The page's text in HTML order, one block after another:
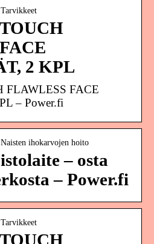
2 KPL
FLAWLESS FACE
– Power.fi
ihokarvojen hoito
– osta
– Power.fi